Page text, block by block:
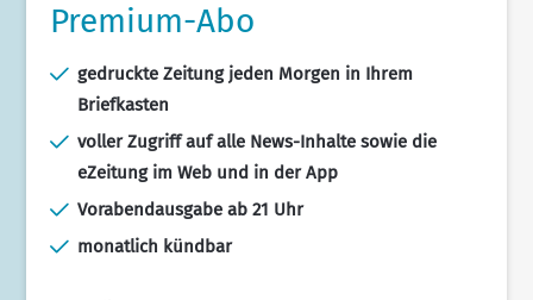
Premium-Abo
gedruckte Zeitung jeden Morgen in Ihrem
Briefkasten
voller Zugriff auf alle News-Inhalte sowie die
eZeitung im Web und in der App
Vorabendausgabe ab 21 Uhr
monatlich kündbar